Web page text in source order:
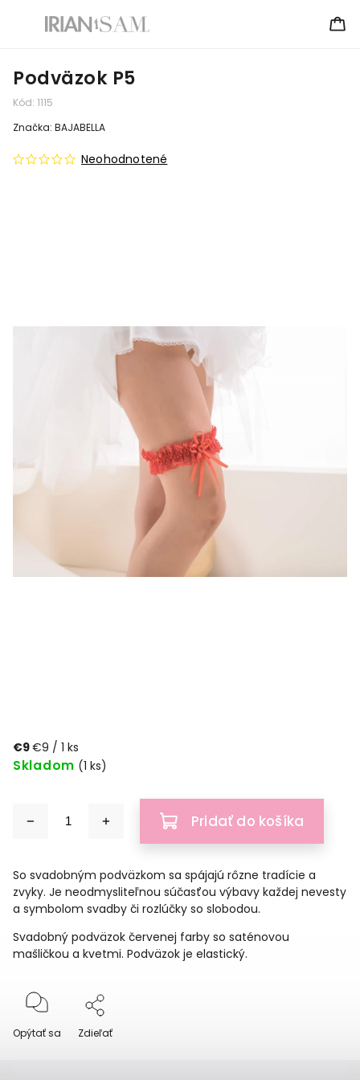
Podväzok P5
Kód: 1115
Neohodnotené
Značka: BAJABELLA
€9€9 / 1 ks
Skladom (1 ks)
Pridať do košíka
So svadobným podväzkom sa spájajú rôzne tradície a
zvyky. Je neodmysliteľnou súčasťou výbavy každej nevesty
a symbolom svadby či rozlúčky so slobodou.
Svadobný podväzok červenej farby so saténovou
mašličkou a kvetmi. Podväzok je elastický.
Opýtať sa Zdieľať